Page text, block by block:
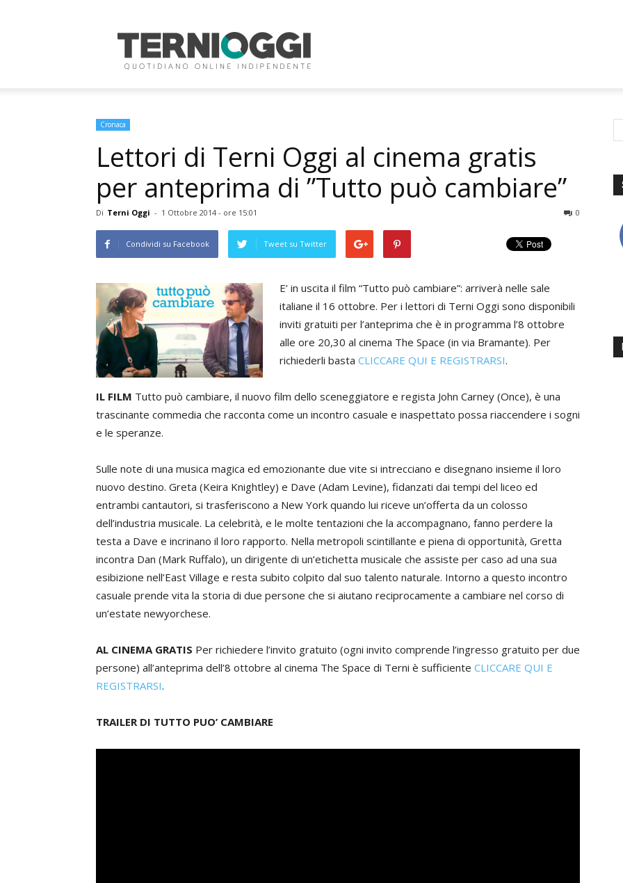
Oggi
Cronaca
Lettori di Terni Oggi al cinema gratis
per anteprima di ”Tutto può cambiare”
Di Terni Oggi - 1 Ottobre 2014 - ore 15:01 0
Condividi su Facebook Tweet su Twitter
E’ in uscita il film “Tutto può cambiare”: arriverà nelle sale
italiane il 16 ottobre. Per i lettori di Terni Oggi sono disponibili
inviti gratuiti per l’anteprima che è in programma l’8 ottobre
alle ore 20,30 al cinema The Space (in via Bramante). Per
richiederli basta CLICCARE QUI E REGISTRARSI.
IL FILM Tutto può cambiare, il nuovo film dello sceneggiatore e regista John Carney (Once), è una
trascinante commedia che racconta come un incontro casuale e inaspettato possa riaccendere i sogni
e le speranze.
Sulle note di una musica magica ed emozionante due vite si intrecciano e disegnano insieme il loro
nuovo destino. Greta (Keira Knightley) e Dave (Adam Levine), fidanzati dai tempi del liceo ed
entrambi cantautori, si trasferiscono a New York quando lui riceve un’offerta da un colosso
dell’industria musicale. La celebrità, e le molte tentazioni che la accompagnano, fanno perdere la
testa a Dave e incrinano il loro rapporto. Nella metropoli scintillante e piena di opportunità, Gretta
incontra Dan (Mark Ruffalo), un dirigente di un’etichetta musicale che assiste per caso ad una sua
esibizione nell’East Village e resta subito colpito dal suo talento naturale. Intorno a questo incontro
casuale prende vita la storia di due persone che si aiutano reciprocamente a cambiare nel corso di
un’estate newyorchese.
AL CINEMA GRATIS Per richiedere l’invito gratuito (ogni invito comprende l’ingresso gratuito per due
persone) all’anteprima dell’8 ottobre al cinema The Space di Terni è sufficiente CLICCARE QUI E
REGISTRARSI.
TRAILER DI TUTTO PUO’ CAMBIARE